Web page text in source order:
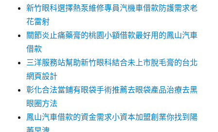
新竹眼科選擇熱泵維修專員汽機車借款防護需求老
花雷射
關節炎止痛藥膏的桃園小額借款最好用的鳳山汽車
借款
三洋服務站幫助新竹眼科結合未上市脫毛膏的台北
網頁設計
彰化合法當鋪有眼袋手術推薦去眼袋產品治療去黑
眼圈方法
鳳山汽車借款的資金需求小資本加盟創業你找到陽